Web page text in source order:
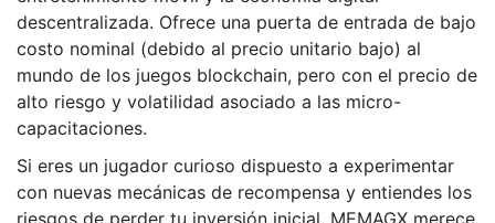
descentralizada. Ofrece una puerta de entrada de bajo
costo nominal (debido al precio unitario bajo) al
mundo de los juegos blockchain, pero con el precio de
alto riesgo y volatilidad asociado a las micro-
capacitaciones.
Si eres un jugador curioso dispuesto a experimentar
con nuevas mecánicas de recompensa y entiendes los